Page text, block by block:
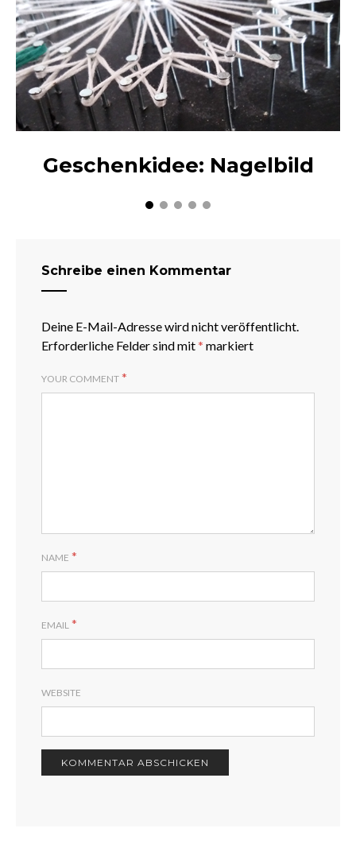
Geschenkidee: Nagelbild
Schreibe einen Kommentar
Deine E-Mail-Adresse wird nicht veröffentlicht.
Erforderliche Felder sind mit* markiert
YOUR COMMENT *
NAME *
EMAIL *
WEBSITE